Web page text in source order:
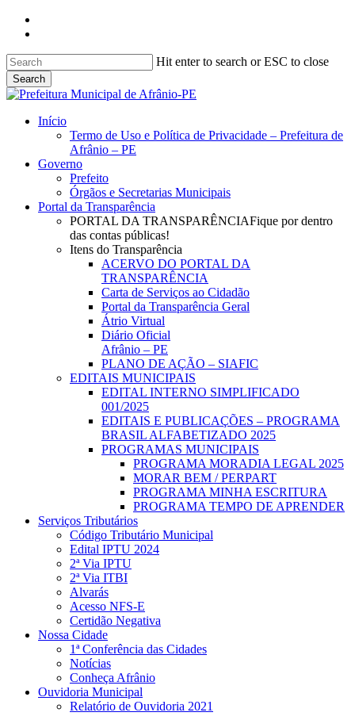
Skip
content
Hit enter to search or ESC to close
Search
Close
search
Menu
Início
Termo de Uso e Política de Privacidade – Prefeitura de
Afrânio – PE
Governo
Prefeito
Órgãos e Secretarias Municipais
Portal da Transparência
PORTAL DA TRANSPARÊNCIAFique por dentro
das contas públicas!
Itens do Transparência
ACERVO DO PORTAL DA
TRANSPARÊNCIA
Carta de Serviços ao Cidadão
Portal da Transparência Geral
Átrio Virtual
Diário Oficial
Afrânio – PE
PLANO DE AÇÃO – SIAFIC
EDITAIS MUNICIPAIS
EDITAL INTERNO SIMPLIFICADO
001/2025
EDITAIS E PUBLICAÇÕES – PROGRAMA
BRASIL ALFABETIZADO 2025
PROGRAMAS MUNICIPAIS
PROGRAMA MORADIA LEGAL 2025
MORAR BEM / PERPART
PROGRAMA MINHA ESCRITURA
PROGRAMA TEMPO DE APRENDER
Serviços Tributários
Código Tributário Municipal
Edital IPTU 2024
2ª Via IPTU
2ª Via ITBI
Alvarás
Acesso NFS-E
Certidão Negativa
Nossa Cidade
1ª Conferência das Cidades
Notícias
Conheça Afrânio
Ouvidoria Municipal
Relatório de Ouvidoria 2021